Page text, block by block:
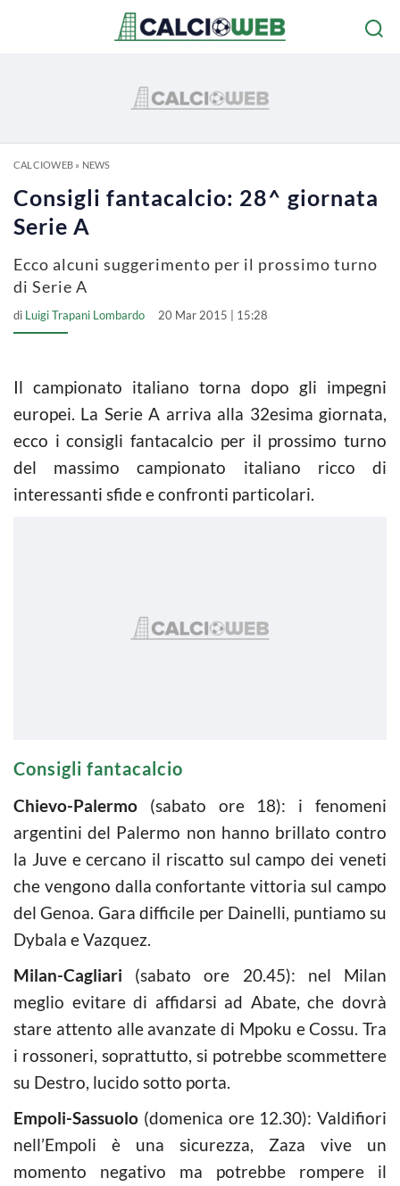
CALCIOWEB» NEWS
Consigli fantacalcio: 28^ giornata
Serie A
Ecco alcuni suggerimento per il prossimo turno
di Serie A
di Luigi Trapani Lombardo 20 Mar 2015 | 15:28
Il campionato italiano torna dopo gli impegni
europei. La Serie A arriva alla 32esima giornata,
ecco i consigli fantacalcio per il prossimo turno
del massimo campionato italiano ricco di
interessanti sfide e confronti particolari.
Consigli fantacalcio
Chievo-Palermo (sabato ore 18): i fenomeni
argentini del Palermo non hanno brillato contro
la Juve e cercano il riscatto sul campo dei veneti
che vengono dalla confortante vittoria sul campo
del Genoa. Gara difficile per Dainelli, puntiamo su
Dybala e Vazquez.
Milan-Cagliari (sabato ore 20.45): nel Milan
meglio evitare di affidarsi ad Abate, che dovrà
stare attento alle avanzate di Mpoku e Cossu. Tra
i rossoneri, soprattutto, si potrebbe scommettere
su Destro, lucido sotto porta.
Empoli-Sassuolo (domenica ore 12.30): Valdifiori
nell’Empoli è una sicurezza, Zaza vive un
momento negativo ma potrebbe rompere il